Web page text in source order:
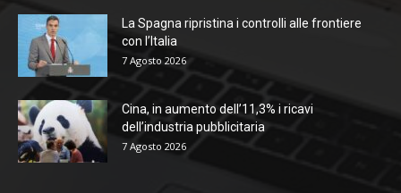
La Spagna ripristina i controlli alle frontiere
con l’Italia
7 Agosto 2026
Cina, in aumento dell’11,3% i ricavi
dell’industria pubblicitaria
7 Agosto 2026